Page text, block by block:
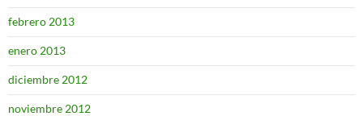
febrero 2013
enero 2013
diciembre 2012
noviembre 2012